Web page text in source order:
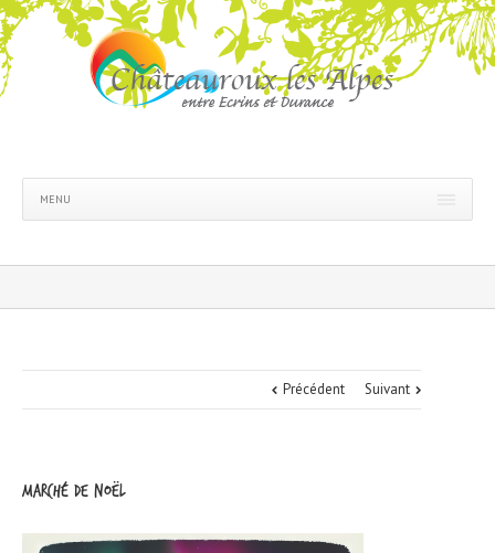
MENU
Précédent Suivant
Marché de noël